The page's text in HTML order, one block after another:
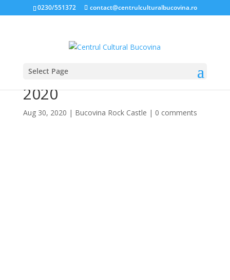
0230/551372 contact@centrulculturalbucovina.ro
Select Page
Bucovina Rock Castle
2020
Aug 30, 2020 | Bucovina Rock Castle | 0 comments